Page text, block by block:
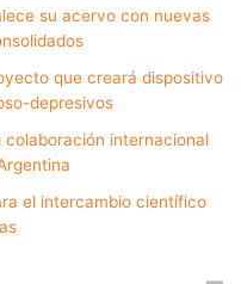
su acervo con nuevas
que creará dispositivo
depresivos
internacional
el intercambio científico